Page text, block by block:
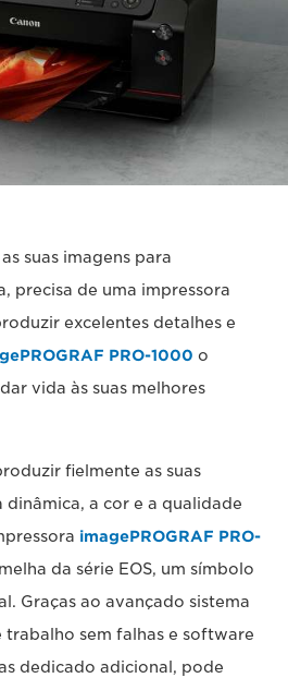
suas imagens para
precisa de uma impressora
excelentes detalhes e
PRO-1000 o
vida às suas melhores
fielmente as suas
a cor e a qualidade
imagePROGRAF PRO-
da série EOS, um símbolo
Graças ao avançado sistema
trabalho sem falhas e software
dedicado adicional, pode